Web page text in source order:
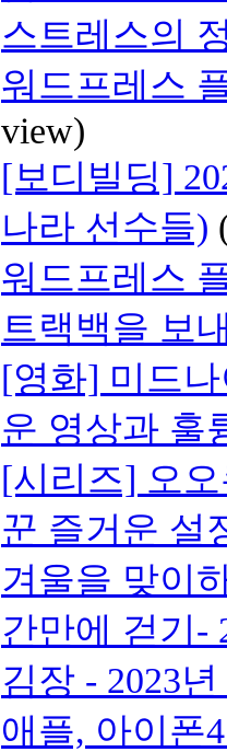
스트레스의
워드프레스
view)
[보디빌딩]
나라 선수들)
워드프레스
트랙백을 보
[영화] 미드
운 영상과 훌
[시리즈] 오
꾼 즐거운 설
겨울을 맞이
간만에 걷기-
김장 - 2023년
애플, 아이폰